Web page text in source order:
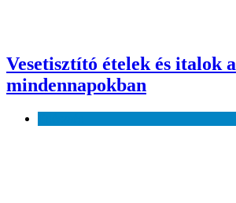
Vesetisztító ételek és italok a
mindennapokban